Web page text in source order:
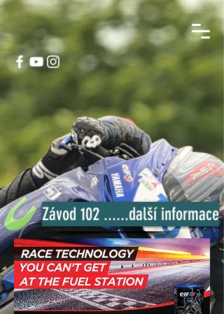
Závod 102 ......další informace